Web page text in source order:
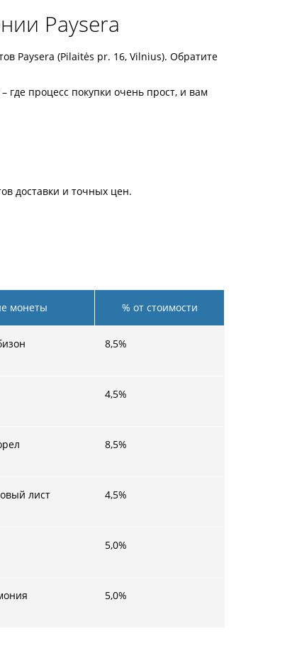
Paysera
Paysera (Pilaitės pr. 16, Vilnius). Обратите
где процесс покупки очень прост, и вам
доставки и точных цен.
монеты % от стоимости
8,5%
4,5%
8,5%
лист 4,5%
5,0%
5,0%